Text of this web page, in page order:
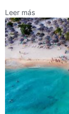
Leer más